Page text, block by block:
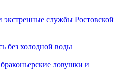
экстренные службы Ростовской
без холодной воды
ловушки и